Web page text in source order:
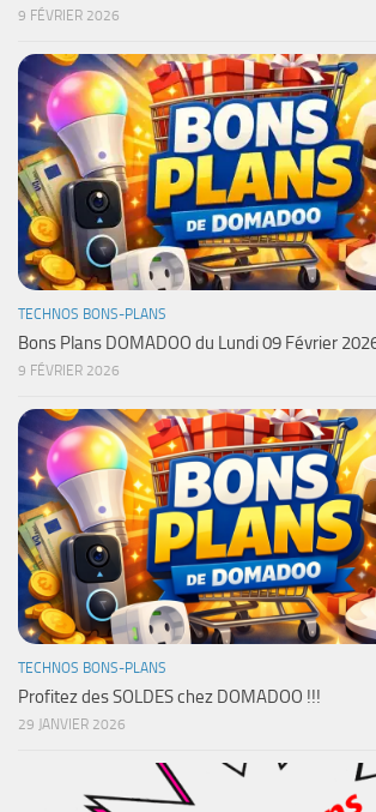
9 FÉVRIER 2026
TECHNOS BONS-PLANS
Bons Plans DOMADOO du Lundi 09 Février
9 FÉVRIER 2026
TECHNOS BONS-PLANS
Profitez des SOLDES chez DOMADOO !!!
29 JANVIER 2026